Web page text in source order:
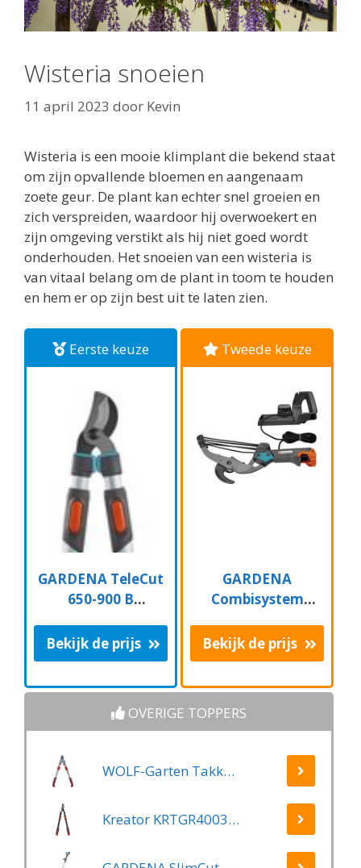
Wisteria snoeien
11 april 2023 door Kevin
Wisteria is een mooie klimplant die bekend staat
om zijn opvallende bloemen en aangenaam
zoete geur. De plant kan echter snel groeien en
zich verspreiden, waardoor hij overwoekert en
zijn omgeving verstikt als hij niet goed wordt
onderhouden. Het snoeien van een wisteria is
van vitaal belang om de plant in toom te houden
en hem er op zijn best uit te laten zien.
Eerste keuze
GARDENA TeleCut
650-900 B
Uitschuifbare
armen - tot max 90
Bekijk de prijs
Tweede keuze
GARDENA
Combisystem
Boomschaar
Takkenschaar -
Bekijk de prijs
OVERIGE TOPPERS
WOLF-Garten Takkenschaar POWER CUT RR*** 900 T - lengte 650-900mm - telescoop - aluminium hefboomarmen - 4x meer kracht - messpanning instelbaar
Kreator KRTGR4003 Telescopische takkenschaar – Jong hout - Knipdiameter: Ø34 mm